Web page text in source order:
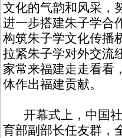
文化的气韵和风采，
进一步搭建朱子学合
构筑朱子学文化传播
拉紧朱子学对外交流
家常来福建走走看看
体作出福建贡献。
开幕式上，中国社
育部副部长任友群，